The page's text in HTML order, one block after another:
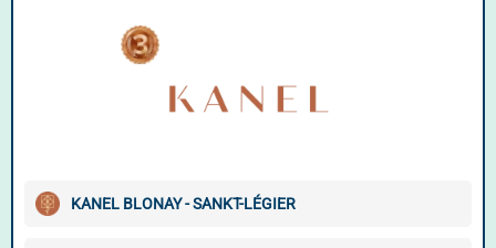
KANEL BLONAY - SANKT-LÉGIER